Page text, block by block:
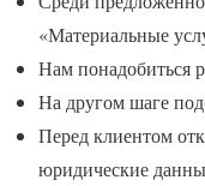
«Материальные
Нам понадобиться
На другом шаге
Перед клиентом
юридические